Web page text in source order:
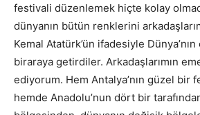
festivali düzenlemek hiçte kolay
dünyanın bütün renklerini
Kemal Atatürk’ün ifadesiyle
biraraya getirdiler. Arkadaşlarımın
ediyorum. Hem Antalya’nın güzel bir
hemde Anadolu’nun dört bir